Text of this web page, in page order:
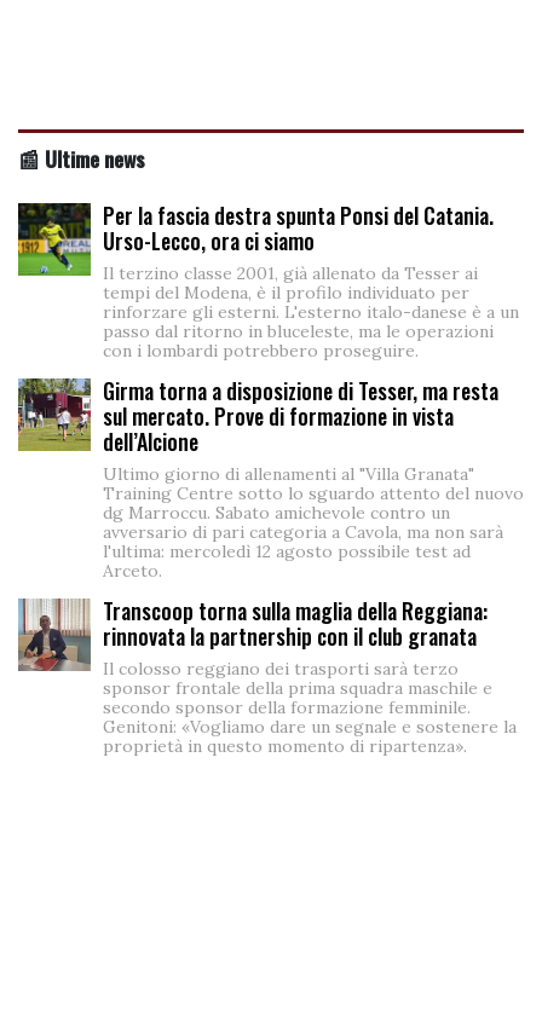
📰 Ultime news
Per la fascia destra spunta Ponsi del Catania.
Urso-Lecco, ora ci siamo
Il terzino classe 2001, già allenato da Tesser ai
tempi del Modena, è il profilo individuato per
rinforzare gli esterni. L'esterno italo-danese è a un
passo dal ritorno in bluceleste, ma le operazioni
con i lombardi potrebbero proseguire.
Girma torna a disposizione di Tesser, ma resta
sul mercato. Prove di formazione in vista
dell’Alcione
Ultimo giorno di allenamenti al "Villa Granata"
Training Centre sotto lo sguardo attento del nuovo
dg Marroccu. Sabato amichevole contro un
avversario di pari categoria a Cavola, ma non sarà
l'ultima: mercoledì 12 agosto possibile test ad
Arceto.
Transcoop torna sulla maglia della Reggiana:
rinnovata la partnership con il club granata
Il colosso reggiano dei trasporti sarà terzo
sponsor frontale della prima squadra maschile e
secondo sponsor della formazione femminile.
Genitoni: «Vogliamo dare un segnale e sostenere la
proprietà in questo momento di ripartenza».